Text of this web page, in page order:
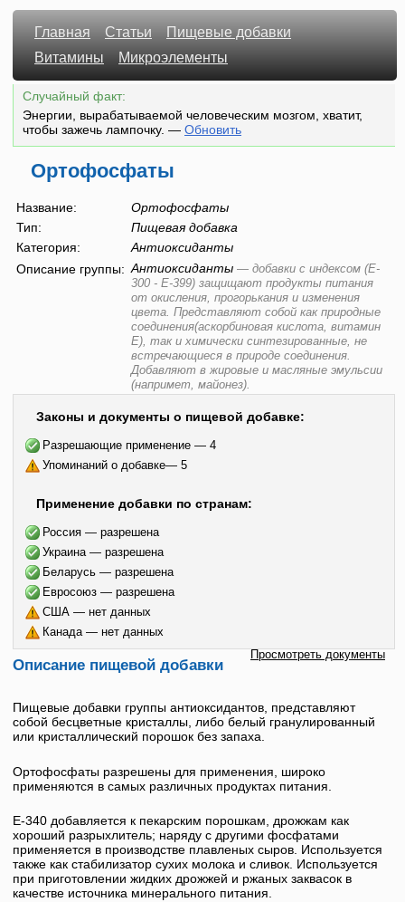
Главная Статьи
Пищевые добавки
Витамины
Микроэлементы
Случайный факт:
Энергии, вырабатываемой человеческим мозгом, хватит,
чтобы зажечь лампочку. — Обновить
Ортофосфаты
Название:
Ортофосфаты
Тип:
Пищевая добавка
Категория:
Антиоксиданты
Описание группы: Антиоксиданты — добавки с индексом (E-
300 - E-399) защищают продукты питания
от окисления, прогорькания и изменения
цвета. Представляют собой как природные
соединения(аскорбиновая кислота, витамин
Е), так и химически синтезированные, не
встречающиеся в природе соединения.
Добавляют в жировые и масляные эмульсии
(напримет, майонез).
Законы и документы о пищевой добавке:
Разрешающие применение — 4
Упоминаний о добавке— 5
Применение добавки по странам:
Россия — разрешена
Украина — разрешена
Беларусь — разрешена
Евросоюз — разрешена
США — нет данных
Канада — нет данных
Просмотреть документы
Описание пищевой добавки
Пищевые добавки группы антиоксидантов, представляют
собой бесцветные кристаллы, либо белый гранулированный
или кристаллический порошок без запаха.
Ортофосфаты разрешены для применения, широко
применяются в самых различных продуктах питания.
Е-340 добавляется к пекарским порошкам, дрожжам как
хороший разрыхлитель; наряду с другими фосфатами
применяется в производстве плавленых сыров. Используется
также как стабилизатор сухих молока и сливок. Используется
при приготовлении жидких дрожжей и ржаных заквасок в
качестве источника минерального питания.